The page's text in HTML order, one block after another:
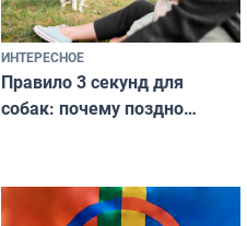
ИНТЕРЕСНОЕ
Правило 3 секунд для
собак: почему поздно
питомцу всё сразу и без
криков